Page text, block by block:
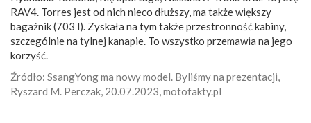
RAV4. Torres jest od nich nieco dłuższy, ma także większy
bagażnik (703 l). Zyskała na tym także przestronność kabiny,
szczególnie na tylnej kanapie. To wszystko przemawia na jego
korzyść.
Źródło: SsangYong ma nowy model. Byliśmy na prezentacji,
Ryszard M. Perczak, 20.07.2023, motofakty.pl